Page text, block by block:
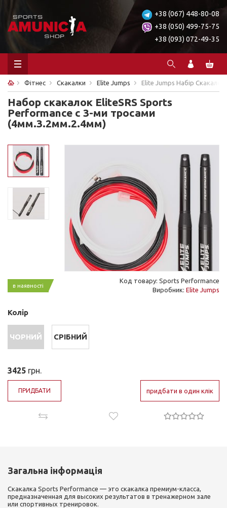
+38 (067) 448-80-08
+38 (050) 499-75-75
+38 (093) 072-49-35
Фітнес Скакалки Elite Jumps Elite Jumps Набір
Набор скакалок EliteSRS Sports
Performance с 3-ми тросами
(4мм.3.2мм.2.4мм)
в наявності
Код товару: Sports Performance
Виробник: Elite Jumps
Колір
ЧОРНИЙ СРІБНИЙ
3425 грн.
ПРИДБАТИ придбати в один клік
Загальна інформація
Скакалка Sports Performance — это скакалка премиум-класса,
предназначенная для высоких результатов в тренажерном зале
или спортивных тренировок.